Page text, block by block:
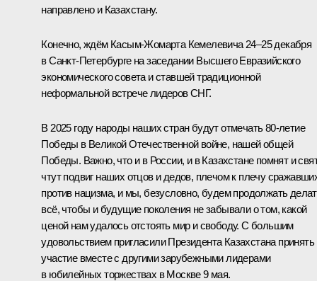
направлено и Казахстану.
Конечно, ждём Касым-Жомарта Кемелевича 24–25 декабря
в Санкт-Петербурге на заседании Высшего Евразийского
экономического совета и ставшей традиционной
неформальной встрече лидеров СНГ.
В 2025 году народы наших стран будут отмечать 80-летие
Победы в Великой Отечественной войне, нашей общей
Победы. Важно, что и в России, и в Казахстане помнят и
чтут подвиг наших отцов и дедов, плечом к плечу
против нацизма, и мы, безусловно, будем продолжать
всё, чтобы и будущие поколения не забывали о том, какой
ценой нам удалось отстоять мир и свободу. С большим
удовольствием пригласили Президента Казахстана принять
участие вместе с другими зарубежными лидерами
в юбилейных торжествах в Москве 9 мая.